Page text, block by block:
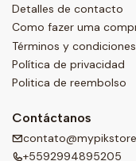
Detalles de contacto
Como fazer uma
Términos y condiciones
Política de privacidad
Politica de reembolso
Contáctanos
+5592994895205